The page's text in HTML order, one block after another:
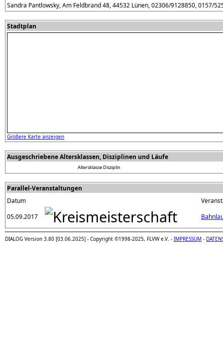
Sandra Pantlowsky, Am Feldbrand 48, 44532 Lünen, 02306/9128850, 0157/
Stadtplan
Größere Karte anzeigen
Ausgeschriebene Altersklassen, Disziplinen und Läufe
AltersklasseDisziplin
Parallel-Veranstaltungen
Datum
05.09.2017
DIALOG Version 3.80 [03.06.2025] - Copyright ©1998-2025, FLVW e.V. - IMPRESSUM -